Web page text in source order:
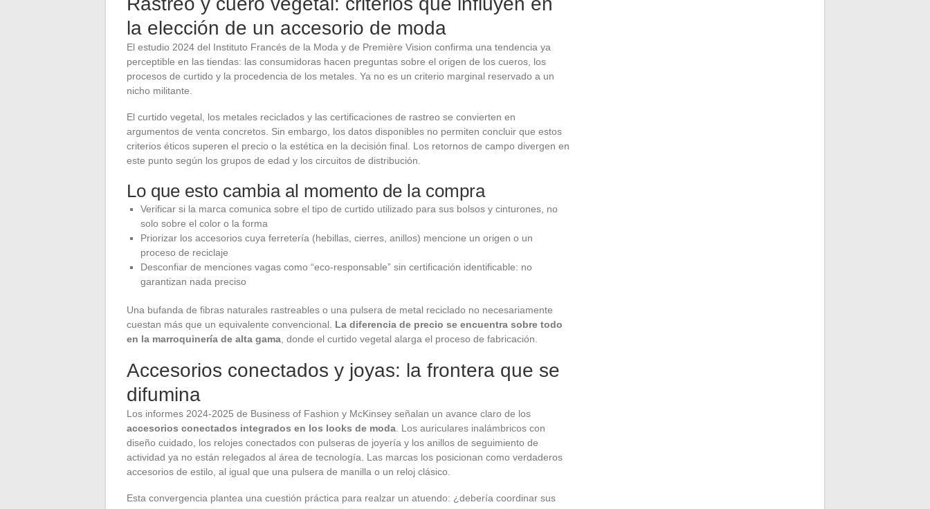
la elección de un accesorio de moda
El estudio 2024 del Instituto Francés de la Moda y de Première Vision confirma una tendencia ya
perceptible en las tiendas: las consumidoras hacen preguntas sobre el origen de los cueros, los
procesos de curtido y la procedencia de los metales. Ya no es un criterio marginal reservado a un
nicho militante.
El curtido vegetal, los metales reciclados y las certificaciones de rastreo se convierten en
argumentos de venta concretos. Sin embargo, los datos disponibles no permiten concluir que estos
criterios éticos superen el precio o la estética en la decisión final. Los retornos de campo divergen en
este punto según los grupos de edad y los circuitos de distribución.
Lo que esto cambia al momento de la compra
Verificar si la marca comunica sobre el tipo de curtido utilizado para sus bolsos y cinturones, no
solo sobre el color o la forma
Priorizar los accesorios cuya ferretería (hebillas, cierres, anillos) mencione un origen o un
proceso de reciclaje
Desconfiar de menciones vagas como “eco-responsable” sin certificación identificable: no
garantizan nada preciso
Una bufanda de fibras naturales rastreables o una pulsera de metal reciclado no necesariamente
cuestan más que un equivalente convencional. La diferencia de precio se encuentra sobre todo
en la marroquinería de alta gama , donde el curtido vegetal alarga el proceso de fabricación.
Accesorios conectados y joyas: la frontera que se
difumina
Los informes 2024-2025 de Business of Fashion y McKinsey señalan un avance claro de los
accesorios conectados integrados en los looks de moda . Los auriculares inalámbricos con
diseño cuidado, los relojes conectados con pulseras de joyería y los anillos de seguimiento de
actividad ya no están relegados al área de tecnología. Las marcas los posicionan como verdaderos
accesorios de estilo, al igual que una pulsera de manilla o un reloj clásico.
Esta convergencia plantea una cuestión práctica para realzar un atuendo: ¿debería coordinar sus